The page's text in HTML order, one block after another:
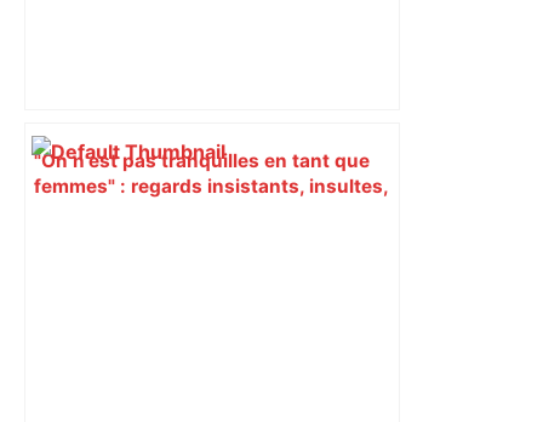
"On n’est pas tranquilles en tant que
femmes" : regards insistants, insultes,